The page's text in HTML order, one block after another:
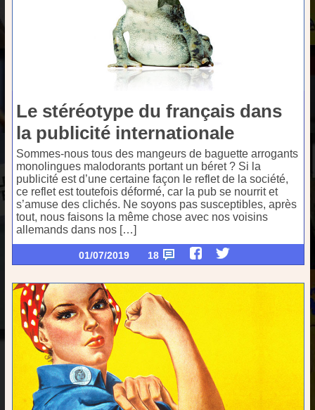
Le stéréotype du français dans
la publicité internationale
Sommes-nous tous des mangeurs de baguette arrogants
monolingues malodorants portant un béret ? Si la
publicité est d’une certaine façon le reflet de la société,
ce reflet est toutefois déformé, car la pub se nourrit et
s’amuse des clichés. Ne soyons pas susceptibles, après
tout, nous faisons la même chose avec nos voisins
allemands dans nos […]
01/07/2019 18